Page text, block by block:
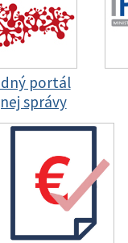
portál
správy